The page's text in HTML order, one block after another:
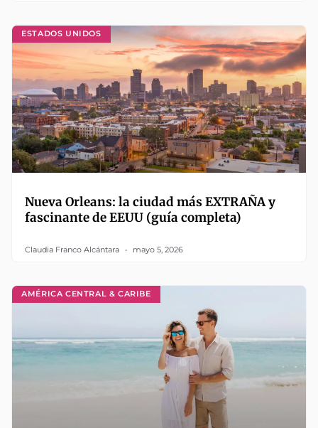
ESTADOS UNIDOS
Nueva Orleans: la ciudad más EXTRAÑA y
fascinante de EEUU (guía completa)
Claudia Franco Alcántara mayo 5, 2026
AMÉRICA CENTRAL & CARIBE